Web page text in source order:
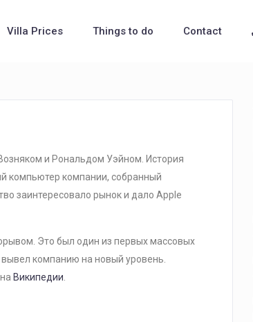
Villa Prices Things to do Contact
и Рональдом Уэйном. История
компьютер компании, собранный
заинтересовало рынок и дало Apple
Это был один из первых массовых
компанию на новый уровень.
Википедии